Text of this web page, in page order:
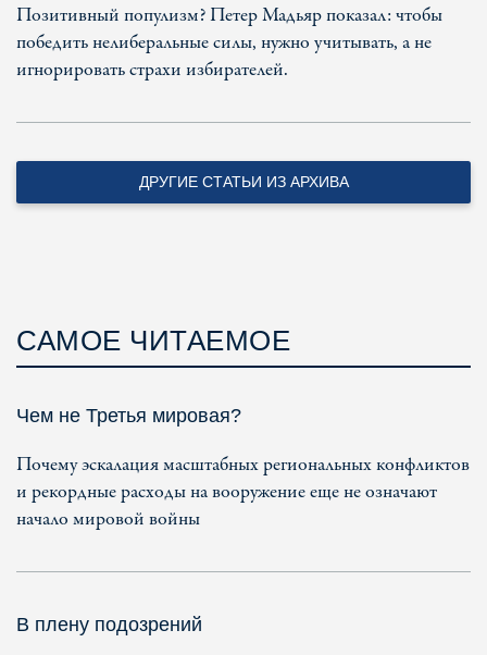
Позитивный популизм? Петер Мадьяр показал: чтобы
победить нелиберальные силы, нужно учитывать, а не
игнорировать страхи избирателей.
ДРУГИЕ СТАТЬИ ИЗ АРХИВА
САМОЕ ЧИТАЕМОЕ
Чем не Третья мировая?
Почему эскалация масштабных региональных конфликтов
и рекордные расходы на вооружение еще не означают
начало мировой войны
В плену подозрений